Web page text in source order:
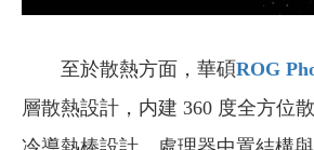
至於散熱方面，華碩ROG
層散熱設計，内建 360 度全方位